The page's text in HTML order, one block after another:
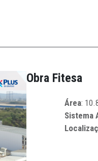
Obra Fitesa
Área:
Sistema